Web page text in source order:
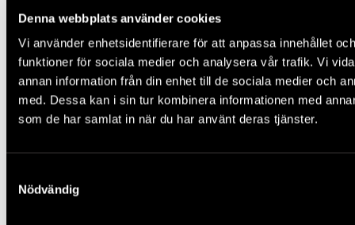
Denna webbplats använder cookies
Vi använder enhetsidentifierare för att anpassa innehållet
funktioner för sociala medier och analysera vår trafik. Vi
annan information från din enhet till de sociala medier och
med. Dessa kan i sin tur kombinera informationen med
som de har samlat in när du har använt deras tjänster.
Nödvändig
Våra uppdrag
Lediga jobb
Statens konstråd i sociala medier
Kontakt